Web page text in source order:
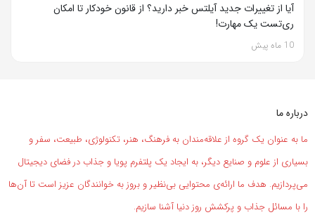
آیا از تغییرات جدید آیلتس خبر دارید؟ از قانون خودکار تا امکان
ری‌تست یک مهارت!
10 ماه پیش
درباره ما
ما به عنوان یک گروه از علاقه‌مندان به فرهنگ، هنر، تکنولوژی، طبیعت، سفر و
بسیاری از علوم و صنایع دیگر، به ایجاد یک پلتفرم پویا و جذاب در فضای دیجیتال
می‌پردازیم. هدف ما ارائه‌ی محتوایی بی‌نظیر و بروز به خوانندگان عزیز است تا آن‌ها
را با مسائل جذاب و پرکشش روز دنیا آشنا سازیم.